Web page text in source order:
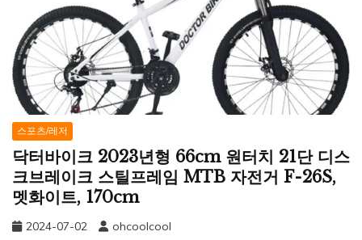
스포츠/레저
닥터바이크 2023년형 66cm 원터치 21단 디스
크브레이크 스틸프레임 MTB 자전거 F-26S,
멧화이트, 170cm
2024-07-02 ohcoolcool